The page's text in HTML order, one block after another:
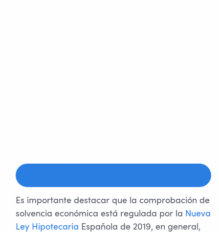
Es importante destacar que la comprobación de
solvencia económica está regulada por la Nueva
Ley Hipotecaria Española de 2019, en general,